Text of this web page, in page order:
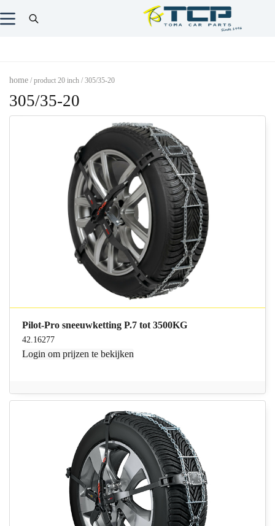
home / product 20 inch / 305/35-20
305/35-20
Pilot-Pro sneeuwketting P.7 tot 3500KG
42.16277
Login om prijzen te bekijken